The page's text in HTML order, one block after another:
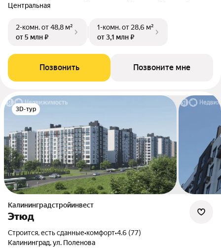
Центральная
2-комн.от 48,8 м²
от 5 млн ₽
1-комн.от 28,6 м²
от 3,1 млн ₽
Позвонить Позвоните мне
3D-тур
Калининградстройинвест
Этюд
Строится, есть сданные•комфорт•4.6 (77)
Калининград, ул. Поленова